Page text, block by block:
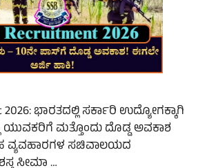
2026: ಭಾರತದಲ್ಲಿ ಸರ್ಕಾರಿ ಉದ್ಯೋಗಕ್ಕಾಗಿ
ಯುವಕರಿಗೆ ಮತ್ತೊಂದು ದೊಡ್ಡ ಅವಕಾಶ
ವ್ಯವಹಾರಗಳ ಸಚಿವಾಲಯದ